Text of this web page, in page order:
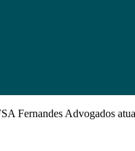
Fernandes Advogados